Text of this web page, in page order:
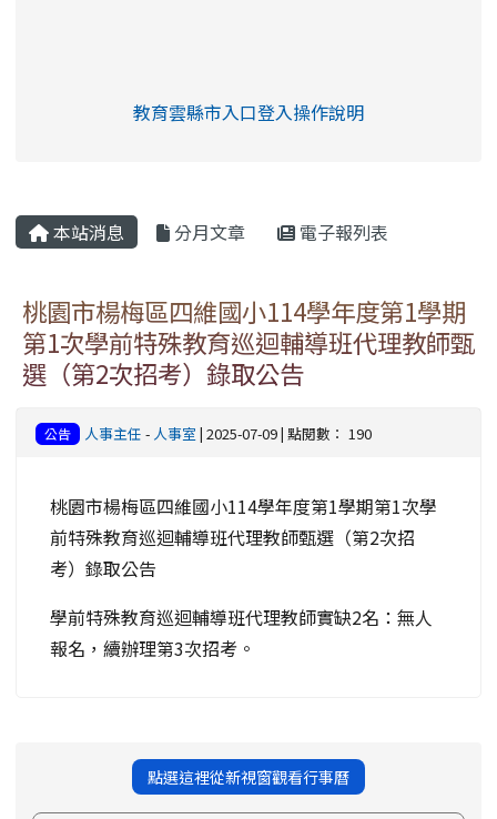
link to https://eliteracy.edu.tw/Shorts/
教育雲縣市入口登入操作說明
本站消息 分月文章 電子報列表
桃園市楊梅區四維國小114學年度第1學期
第1次學前特殊教育巡迴輔導班代理教師甄
選（第2次招考）錄取公告
公告 人事主任 - 人事室 | 2025-07-09 | 點閱數： 190
桃園市楊梅區四維國小114學年度第1學期第1次學
前特殊教育巡迴輔導班代理教師甄選（第2次招
考）錄取公告
學前特殊教育巡迴輔導班代理教師實缺2名：無人
報名，續辦理第3次招考。
點選這裡從新視窗觀看行事曆